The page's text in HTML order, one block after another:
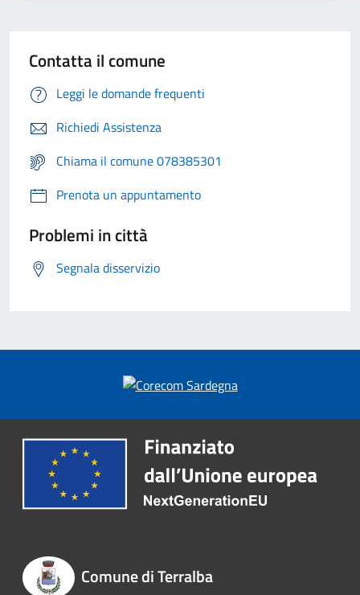
Contatta il comune
Leggi le domande frequenti
Richiedi Assistenza
Chiama il comune 078385301
Prenota un appuntamento
Problemi in città
Segnala disservizio
Comune di Terralba